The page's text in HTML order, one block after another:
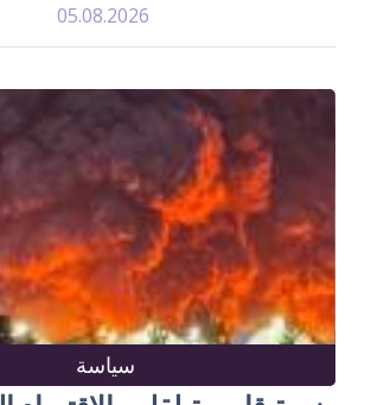
05.08.2026
سياسة